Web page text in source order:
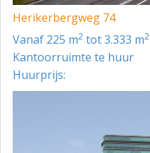
Herikerbergweg 74
vanaf 225 m2 tot 3.333 m2
Kantoorruimte te huur
Huurprijs: